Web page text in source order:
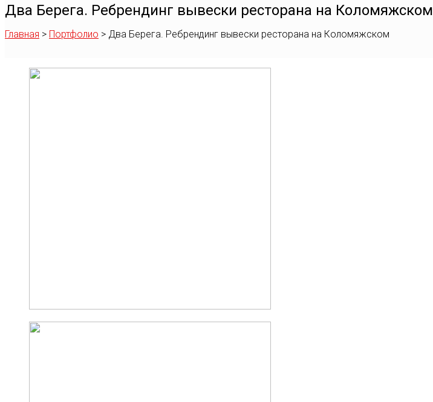
Два Берега. Ребрендинг вывески ресторана на Коломяжском
Главная > Портфолио > Два Берега. Ребрендинг вывески ресторана на Коломяжском